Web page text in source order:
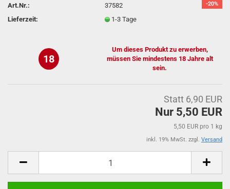
-20%
Art.Nr.:
37582
Lieferzeit:
1-3 Tage
18
Um dieses Produkt zu erwerben,
müssen Sie mindestens 18 Jahre alt
sein.
Statt 6,90 EUR
Nur 5,50 EUR
5,50 EUR pro 1 kg
inkl. 19% MwSt. zzgl. Versand